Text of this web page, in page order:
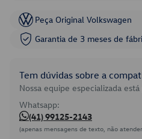
Peça Original Volkswagen
Garantia de 3 meses de
Tem dúvidas sobre a
Nossa equipe especializada
Whatsapp:
(41) 99125-2143
(apenas mensagens de texto, não